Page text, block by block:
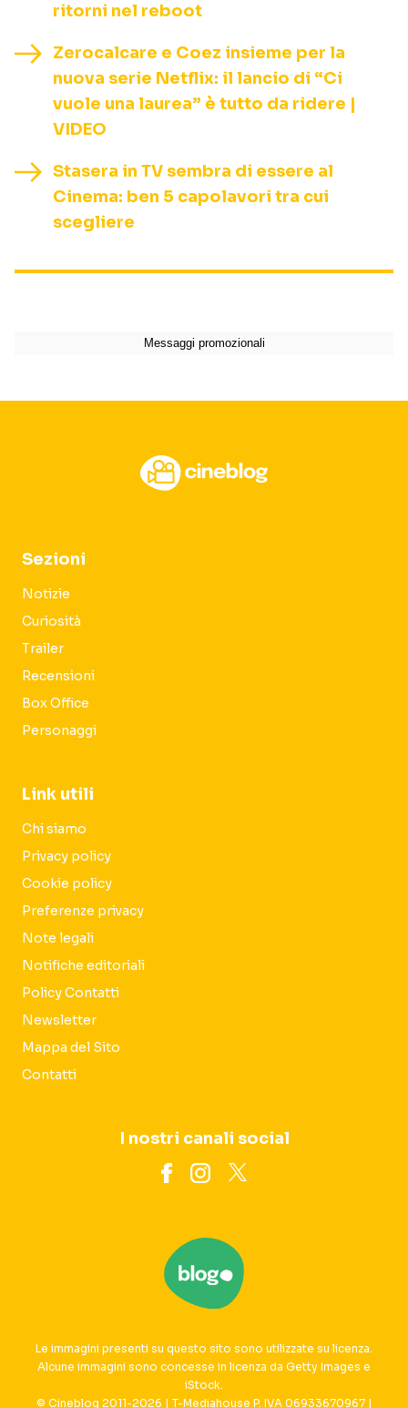
ritorni nel reboot
Zerocalcare e Coez insieme per la
nuova serie Netflix: il lancio di “Ci
vuole una laurea” è tutto da ridere |
VIDEO
Stasera in TV sembra di essere al
Cinema: ben 5 capolavori tra cui
scegliere
Sezioni
Notizie
Curiosità
Trailer
Recensioni
Box Office
Personaggi
Link utili
Chi siamo
Privacy policy
Cookie policy
Preferenze privacy
Note legali
Notifiche editoriali
Policy Contatti
Newsletter
Mappa del Sito
Contatti
I nostri canali social
Le immagini presenti su questo sito sono utilizzate su licenza.
Alcune immagini sono concesse in licenza da Getty Images e
iStock.
© Cineblog 2011-2026 | T-Mediahouse P. IVA 06933670967 |